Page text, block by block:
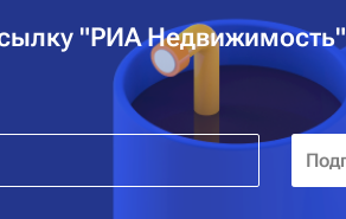
"РИА Недвижимость"